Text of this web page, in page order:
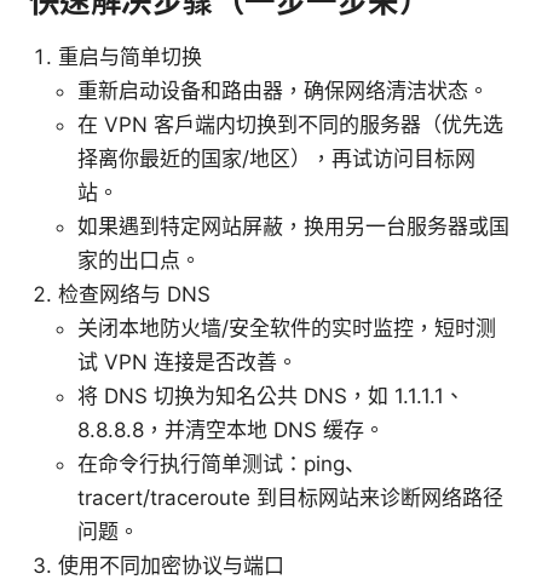
重启与简单切换
重新启动设备和路由器，确保网络清洁状态。
在 VPN 客户端内切换到不同的服务器（优先选
择离你最近的国家/地区），再试访问目标网
站。
如果遇到特定网站屏蔽，换用另一台服务器或国
家的出口点。
检查网络与 DNS
关闭本地防火墙/安全软件的实时监控，短时测
试 VPN 连接是否改善。
将 DNS 切换为知名公共 DNS，如 1.1.1.1、
8.8.8.8，并清空本地 DNS 缓存。
在命令行执行简单测试：ping、
tracert/traceroute 到目标网站来诊断网络路径
问题。
使用不同加密协议与端口